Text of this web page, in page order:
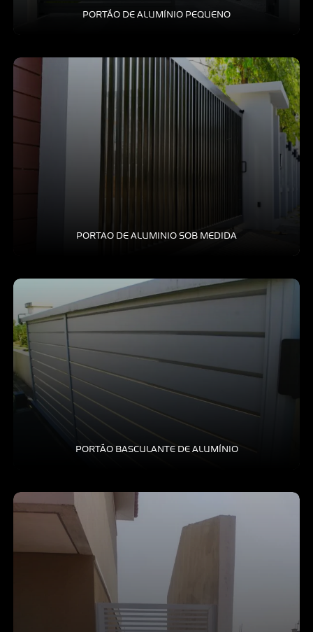
PORTÃO DE ALUMÍNIO PEQUENO
PORTAO DE ALUMINIO SOB MEDIDA
PORTÃO BASCULANTE DE ALUMÍNIO